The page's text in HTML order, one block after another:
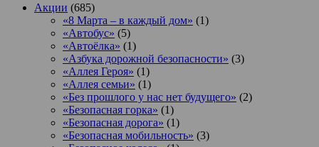
Акции (685)
«8 Марта – в каждый дом» (1)
«Автобус» (5)
«Автоёлка» (1)
«Азбука дорожной безопасности» (3)
«Аллея Героя» (1)
«Аллея семьи» (1)
«Без прошлого у нас нет будущего» (2)
«Безопасная горка» (1)
«Безопасная дорога» (1)
«Безопасная мобильность» (3)